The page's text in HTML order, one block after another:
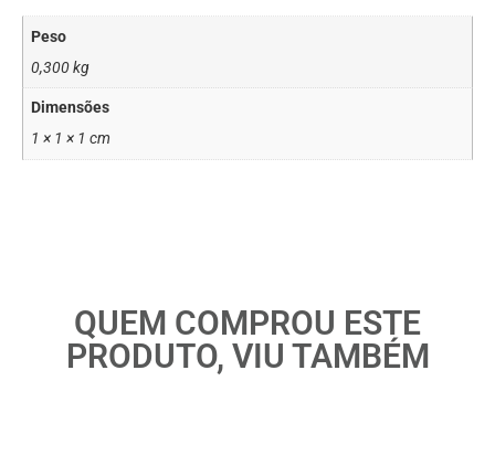
Peso
0,300 kg
Dimensões
1 × 1 × 1 cm
QUEM COMPROU ESTE
PRODUTO, VIU TAMBÉM